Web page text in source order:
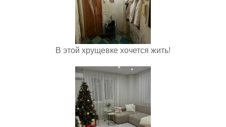
В этой хрущевке хочется жить!